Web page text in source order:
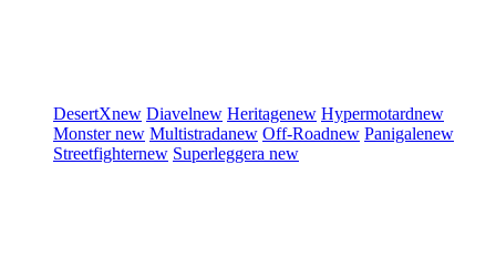
DesertXnew Diavelnew Heritagenew Hypermotardnew
Monsternew Multistradanew Off-Roadnew Panigalenew
Streetfighternew Superleggera new